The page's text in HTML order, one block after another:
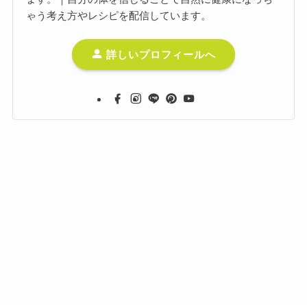
ゃう考え方やレシピを配信しています。
詳しいプロフィールへ